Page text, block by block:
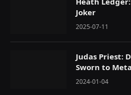
Joker
2025-07-11
Judas Priest:
Sworn to
2024-01-04